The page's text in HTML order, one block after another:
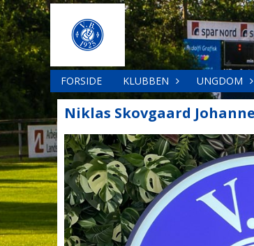
FORSIDE KLUBBEN UNGDOM
Niklas Skovgaard